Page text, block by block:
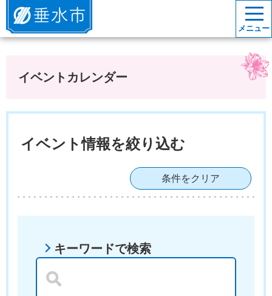
垂水市
メニュー
イベントカレンダー
イベント情報を絞り込む
条件をクリア
キーワードで検索